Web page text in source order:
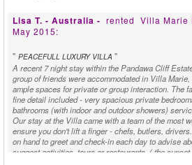
Lisa T. - Australia - rented Villa Marie
May 2015:
" PEACEFULL LUXURY VILLA "
A recent 7 night stay within the Pandawa Cliff
group of friends were accommodated in Villa
ample spaces for private or group interaction. The
fine detail included - very spacious private
bathrooms (with indoor and outdoor showers)
Our stay at the Villa came with a team of the most
ensure you don't lift a finger - chefs, butlers,
on hand to greet and check-in each day to advise
suggest activities, tours or restaurants. ( the